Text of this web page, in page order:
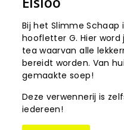
Bij het Slimme Schaap
hoofletter G. Hier
tea waarvan alle
bereidt worden. Van
gemaakte soep!
Deze verwennerij is
iedereen!